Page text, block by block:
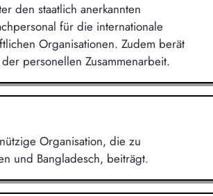
den staatlich anerkannten
für die internationale
Organisationen. Zudem berät
personellen Zusammenarbeit.
Organisation, die zu
und Bangladesch, beiträgt.